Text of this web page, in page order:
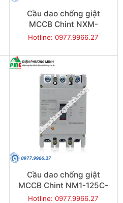
Cầu dao chống giật
MCCB Chint NXM-
1600S/4300-1250 50KA
Hotline: 0977.9966.27
Cầu dao chống giật
MCCB Chint NM1-125C-
40 20KA 3P
Hotline: 0977.9966.27